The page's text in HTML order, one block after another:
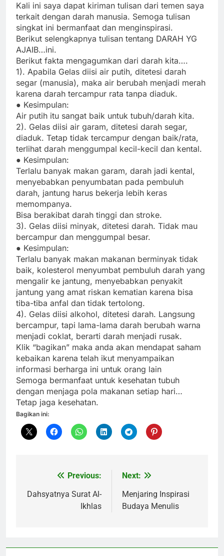
Kali ini saya dapat kiriman tulisan dari temen saya
terkait dengan darah manusia. Semoga tulisan
singkat ini bermanfaat dan menginspirasi.
Berikut selengkapnya tulisan tentang DARAH YG
AJAIB…ini.
Berikut fakta mengagumkan dari darah kita….
1). Apabila Gelas diisi air putih, ditetesi darah
segar (manusia), maka air berubah menjadi merah
karena darah tercampur rata tanpa diaduk.
● Kesimpulan:
Air putih itu sangat baik untuk tubuh/darah kita.
2). Gelas diisi air garam, ditetesi darah segar,
diaduk. Tetap tidak tercampur dengan baik/rata,
terlihat darah menggumpal kecil-kecil dan kental.
● Kesimpulan:
Terlalu banyak makan garam, darah jadi kental,
menyebabkan penyumbatan pada pembuluh
darah, jantung harus bekerja lebih keras
memompanya.
Bisa berakibat darah tinggi dan stroke.
3). Gelas diisi minyak, ditetesi darah. Tidak mau
bercampur dan menggumpal besar.
● Kesimpulan:
Terlalu banyak makan makanan berminyak tidak
baik, kolesterol menyumbat pembuluh darah yang
mengalir ke jantung, menyebabkan penyakit
jantung yang amat riskan kematian karena bisa
tiba-tiba anfal dan tidak tertolong.
4). Gelas diisi alkohol, ditetesi darah. Langsung
bercampur, tapi lama-lama darah berubah warna
menjadi coklat, berarti darah menjadi rusak.
Klik “bagikan” maka anda akan mendapat saham
kebaikan karena telah ikut menyampaikan
informasi berharga ini untuk orang lain
Semoga bermanfaat untuk kesehatan tubuh
dengan menjaga pola makanan setiap hari…
Tetap jaga kesehatan.
Bagikan ini:
Navigasi
pos
Previous:
Dahsyatnya Surat Al-
Ikhlas
Next:
Menjaring Inspirasi
Budaya Menulis